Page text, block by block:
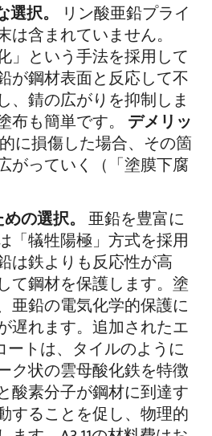
択。
リン酸亜鉛プライ
は含まれていません。
」という手法を採用して
が鋼材表面と反応して不
、錆の広がりを抑制しま
も簡単です。 デメリッ
に損傷した場合、その箇
がっていく（「塗膜下腐
の選択。 亜鉛を豊富に
「犠牲陽極」方式を採用
は鉄よりも反応性が高
て鋼材を保護します。塗
亜鉛の電気化学的保護に
遅れます。追加されたエ
ートは、タイルのように
ク状の雲母酸化鉄を特徴
酸素分子が鋼材に到達す
することを促し、物理的